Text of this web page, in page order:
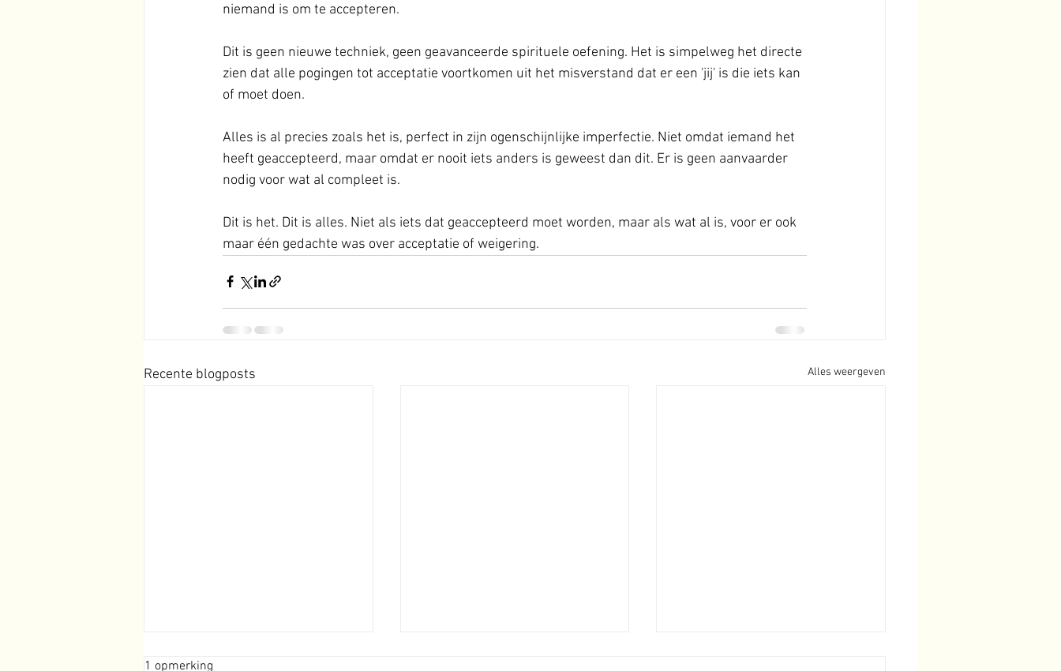
niemand is om te accepteren.
Dit is geen nieuwe techniek, geen geavanceerde spirituele oefening. Het is simpelweg het directe
zien dat alle pogingen tot acceptatie voortkomen uit het misverstand dat er een 'jij' is die iets kan
of moet doen.
Alles is al precies zoals het is, perfect in zijn ogenschijnlijke imperfectie. Niet omdat iemand het
heeft geaccepteerd, maar omdat er nooit iets anders is geweest dan dit. Er is geen aanvaarder
nodig voor wat al compleet is.
Dit is het. Dit is alles. Niet als iets dat geaccepteerd moet worden, maar als wat al is, voor er ook
maar één gedachte was over acceptatie of weigering.
Recente blogposts Alles weergeven
1 opmerking